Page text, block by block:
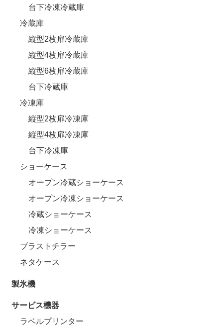
台下冷凍冷蔵庫
冷蔵庫
縦型2枚扉冷蔵庫
縦型4枚扉冷蔵庫
縦型6枚扉冷蔵庫
台下冷蔵庫
冷凍庫
縦型2枚扉冷凍庫
縦型4枚扉冷凍庫
台下冷凍庫
ショーケース
オープン冷蔵ショーケース
オープン冷凍ショーケース
冷蔵ショーケース
冷凍ショーケース
ブラストチラー
ネタケース
製氷機
サービス機器
ラベルプリンター